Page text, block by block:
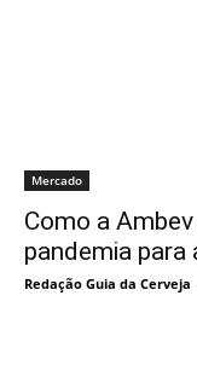
Mercado
Como a
pandemia
Redação Guia da Cerveja